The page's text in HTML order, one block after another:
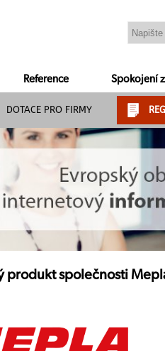
Reference Spokojení
DOTACE PRO FIRMY
produkt společnosti